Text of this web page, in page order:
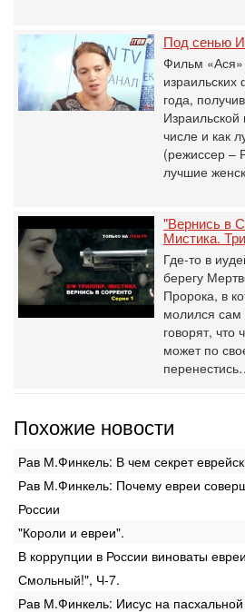
Под сенью
Фильм «Ася»
года,
числе и как
(режиссер –
лучшие
"Вернись в
Мистика.
Где-то в
берегу
Пророка, в
молился
говорят, что
может по
Похожие новости
Рав М.Финкель: В чем секрет
Рав М.Финкель: Почему евреи
России
"Короли и евреи".
В коррупции в России виноваты
Смольный!", Ч-7.
Рав М.Финкель: Иисус на